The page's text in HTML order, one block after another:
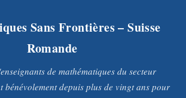
Sans Frontières – Suisse
Romande
de mathématiques du secteur
bénévolement depuis plus de vingt ans pour